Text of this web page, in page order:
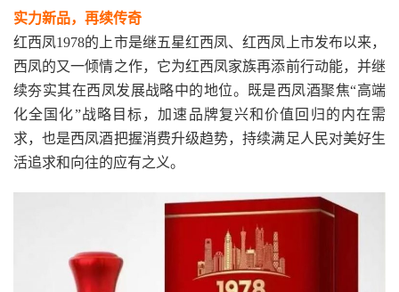
实力新品，再续传奇
红西凤1978的上市是继五星红西凤、红西凤上市发布以来，
西凤的又一倾情之作，它为红西凤家族再添前行动能，并继
续夯实其在西凤发展战略中的地位。既是西凤酒聚焦“高端
化全国化”战略目标，加速品牌复兴和价值回归的内在需
求，也是西凤酒把握消费升级趋势，持续满足人民对美好生
活追求和向往的应有之义。